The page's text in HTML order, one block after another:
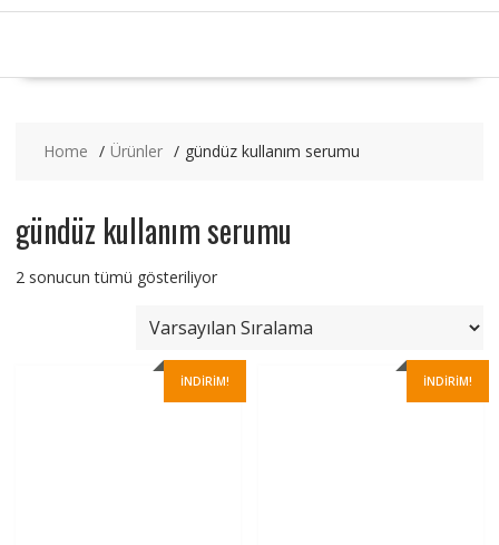
Home Ürünler gündüz kullanım serumu
gündüz kullanım serumu
2 sonucun tümü gösteriliyor
İNDIRIM! İNDIRIM!